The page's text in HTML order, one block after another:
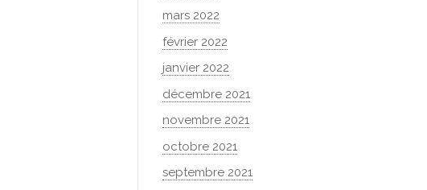
mars 2022
février 2022
janvier 2022
décembre 2021
novembre 2021
octobre 2021
septembre 2021